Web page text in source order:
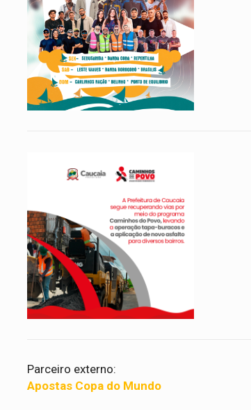
Parceiro externo:
Apostas Copa do Mundo